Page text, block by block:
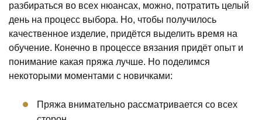
разбираться во всех нюансах, можно, потратить целый
день на процесс выбора. Но, чтобы получилось
качественное изделие, придётся выделить время на
обучение. Конечно в процессе вязания придёт опыт и
понимание какая пряжа лучше. Но поделимся
некоторыми моментами с новичками:
Пряжа внимательно рассматривается со всех